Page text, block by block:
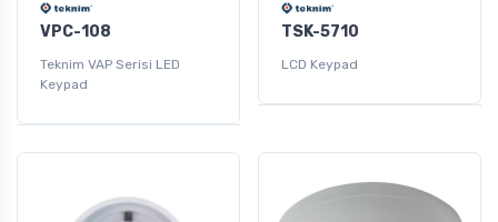
VPC-108
Teknim VAP Serisi LED
Keypad
TSK-5710
LCD Keypad